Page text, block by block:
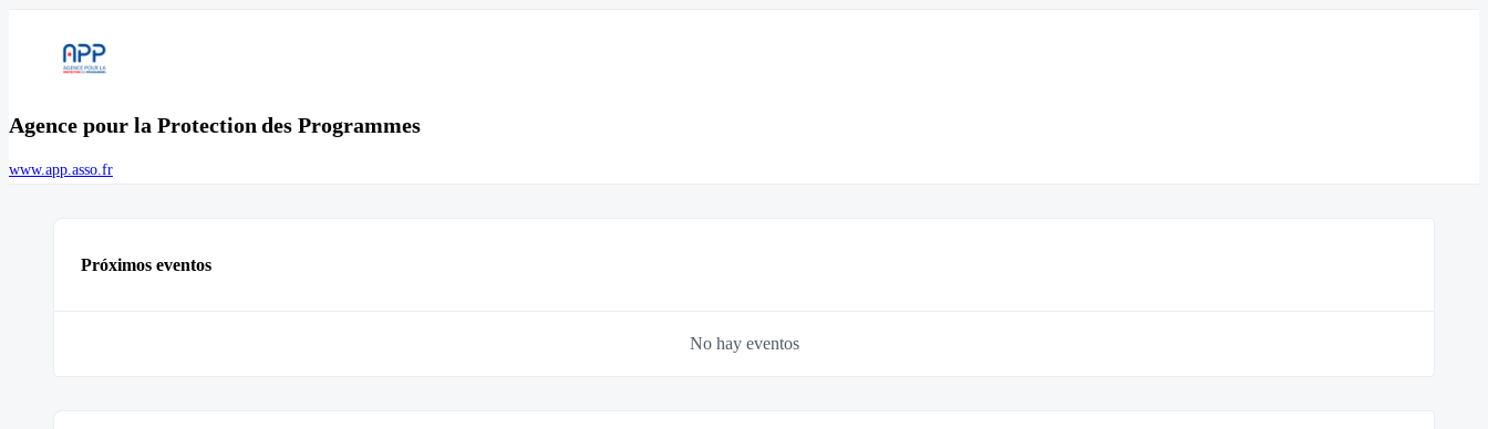
Agence pour la Protection des Programmes
www.app.asso.fr
Próximos eventos
No hay eventos